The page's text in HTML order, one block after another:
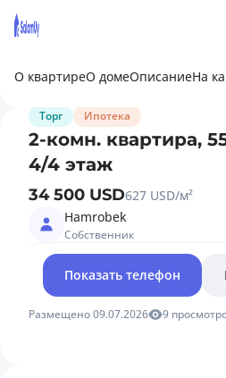
О квартиреО домеОписаниеНа
Торг Ипотека
2-комн. квартира,
4/4 этаж
34 500 USD627 USD/м²
Hamrobek
Собственник
Показать телефон
Размещено 09.07.2026 9